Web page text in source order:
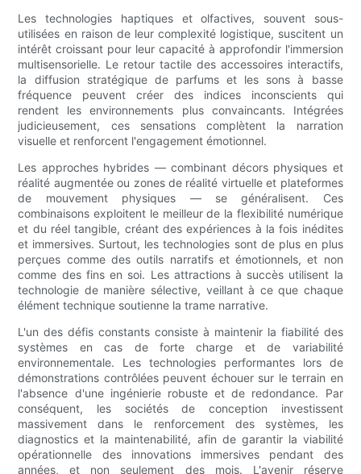
Les technologies haptiques et olfactives, souvent sous-
utilisées en raison de leur complexité logistique, suscitent un
intérêt croissant pour leur capacité à approfondir l'immersion
multisensorielle. Le retour tactile des accessoires interactifs,
la diffusion stratégique de parfums et les sons à basse
fréquence peuvent créer des indices inconscients qui
rendent les environnements plus convaincants. Intégrées
judicieusement, ces sensations complètent la narration
visuelle et renforcent l'engagement émotionnel.
Les approches hybrides — combinant décors physiques et
réalité augmentée ou zones de réalité virtuelle et plateformes
de mouvement physiques — se généralisent. Ces
combinaisons exploitent le meilleur de la flexibilité numérique
et du réel tangible, créant des expériences à la fois inédites
et immersives. Surtout, les technologies sont de plus en plus
perçues comme des outils narratifs et émotionnels, et non
comme des fins en soi. Les attractions à succès utilisent la
technologie de manière sélective, veillant à ce que chaque
élément technique soutienne la trame narrative.
L'un des défis constants consiste à maintenir la fiabilité des
systèmes en cas de forte charge et de variabilité
environnementale. Les technologies performantes lors de
démonstrations contrôlées peuvent échouer sur le terrain en
l'absence d'une ingénierie robuste et de redondance. Par
conséquent, les sociétés de conception investissent
massivement dans le renforcement des systèmes, les
diagnostics et la maintenabilité, afin de garantir la viabilité
opérationnelle des innovations immersives pendant des
années, et non seulement des mois. L'avenir réserve